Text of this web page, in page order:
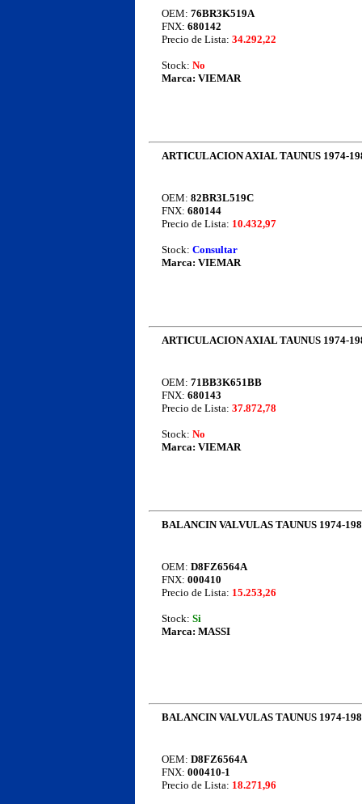
OEM: 76BR3K519A
FNX: 680142
Precio de Lista: 34.292,22
Stock: No
Marca: VIEMAR
ARTICULACION AXIAL TAUNUS 1974-
OEM: 82BR3L519C
FNX: 680144
Precio de Lista: 10.432,97
Stock: Consultar
Marca: VIEMAR
ARTICULACION AXIAL TAUNUS 1974-
OEM: 71BB3K651BB
FNX: 680143
Precio de Lista: 37.872,78
Stock: No
Marca: VIEMAR
BALANCIN VALVULAS TAUNUS 1974-
OEM: D8FZ6564A
FNX: 000410
Precio de Lista: 15.253,26
Stock: Si
Marca: MASSI
BALANCIN VALVULAS TAUNUS 1974-
OEM: D8FZ6564A
FNX: 000410-1
Precio de Lista: 18.271,96